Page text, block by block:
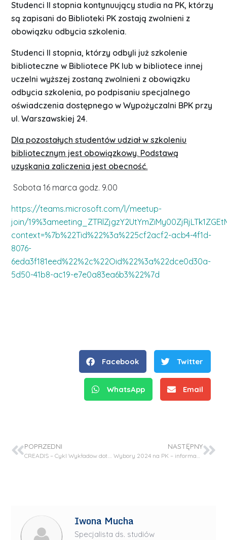
Studenci II stopnia kontynuujący studia na PK, którzy
są zapisani do Biblioteki PK zostają zwolnieni z
obowiązku odbycia szkolenia.
Studenci II stopnia, którzy odbyli już szkolenie
biblioteczne w Bibliotece PK lub w bibliotece innej
uczelni wyższej zostaną zwolnieni z obowiązku
odbycia szkolenia, po podpisaniu specjalnego
oświadczenia dostępnego w Wypożyczalni BPK przy
ul. Warszawskiej 24.
Dla pozostałych studentów udział w szkoleniu
bibliotecznym jest obowiązkowy. Podstawą
uzyskania zaliczenia jest obecność.
Sobota 16 marca godz. 9.00
https://teams.microsoft.com/l/meetup-
join/
context=%7b%22Tid%22%3a%225cf2acf2-acb4-4f1d-
8076-
6eda3f181eed%22%2c%22Oid%22%3a%22dce0d30a-
5d50-41b8-ac19-e7e0a83ea6b3%22%7d
Facebook Twitter
WhatsApp Email
POPRZEDNI
CREADIS – Cykl Wykładow dot. Projektowania Fabryk – ZAPROSZENIE
NASTĘPNY
Wybory 2024 na PK – informacja dla nauczycieli akademickich
Iwona Mucha
Specjalista ds. studiów